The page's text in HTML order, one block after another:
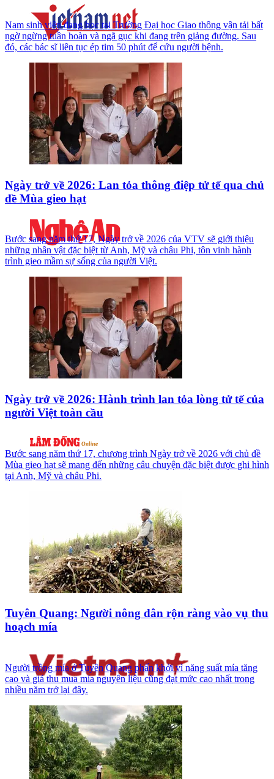
Nam sinh viên đang học tại Trường Đại học Giao thông vận tải bất
ngờ ngừng tuần hoàn và ngã gục khi đang trên giảng đường. Sau
đó, các bác sĩ liên tục ép tim 50 phút để cứu người bệnh.
Ngày trở về 2026: Lan tỏa thông điệp tử tế qua chủ
đề Mùa gieo hạt
Bước sang năm thứ 17, Ngày trở về 2026 của VTV sẽ giới thiệu
những nhân vật đặc biệt từ Anh, Mỹ và châu Phi, tôn vinh hành
trình gieo mầm sự sống của người Việt.
Ngày trở về 2026: Hành trình lan tỏa lòng tử tế của
người Việt toàn cầu
Bước sang năm thứ 17, chương trình Ngày trở về 2026 với chủ đề
Mùa gieo hạt sẽ mang đến những câu chuyện đặc biệt được ghi hình
tại Anh, Mỹ và châu Phi.
Tuyên Quang: Người nông dân rộn ràng vào vụ thu
hoạch mía
Người trồng mía ở Tuyên Quang phấn khởi vì năng suất mía tăng
cao và giá thu mua mía nguyên liệu cũng đạt mức cao nhất trong
nhiều năm trở lại đây.